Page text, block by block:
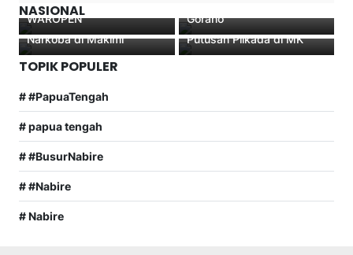
NASIONAL
WAROPEN
Gorano
Yatim Piatu Bersama
Jajaran Satuan Reserse
Narkoba di Makimi
Sekretariat Daerah Pasca
Putusan Pilkada di MK
TOPIK POPULER
# #PapuaTengah
# papua tengah
# #BusurNabire
# #Nabire
# Nabire